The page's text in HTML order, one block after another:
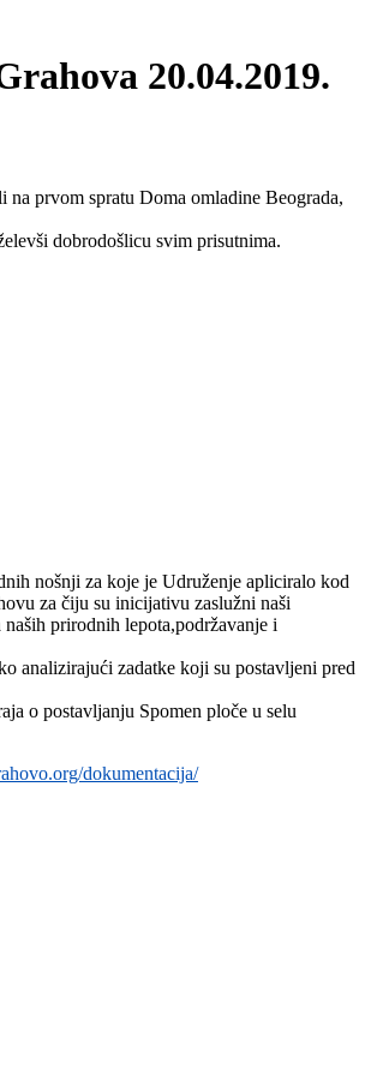
20.04.2019.
prvom spratu Doma omladine Beograda,
dobrodošlicu svim prisutnima.
nošnji za koje je Udruženje apliciralo kod
za čiju su inicijativu zaslužni naši
prirodnih lepota,podržavanje i
analizirajući zadatke koji su postavljeni pred
o postavljanju Spomen ploče u selu
dokumentacija/